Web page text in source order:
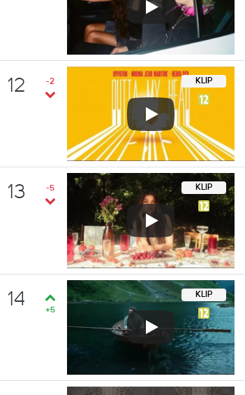
12 -2 KLIP
13 -5 KLIP
14
+5
KLIP